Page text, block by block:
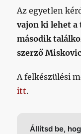
Az egyetlen
vajon ki lehet a
második
szerző
A felkészülési
itt.
Állítsd be,